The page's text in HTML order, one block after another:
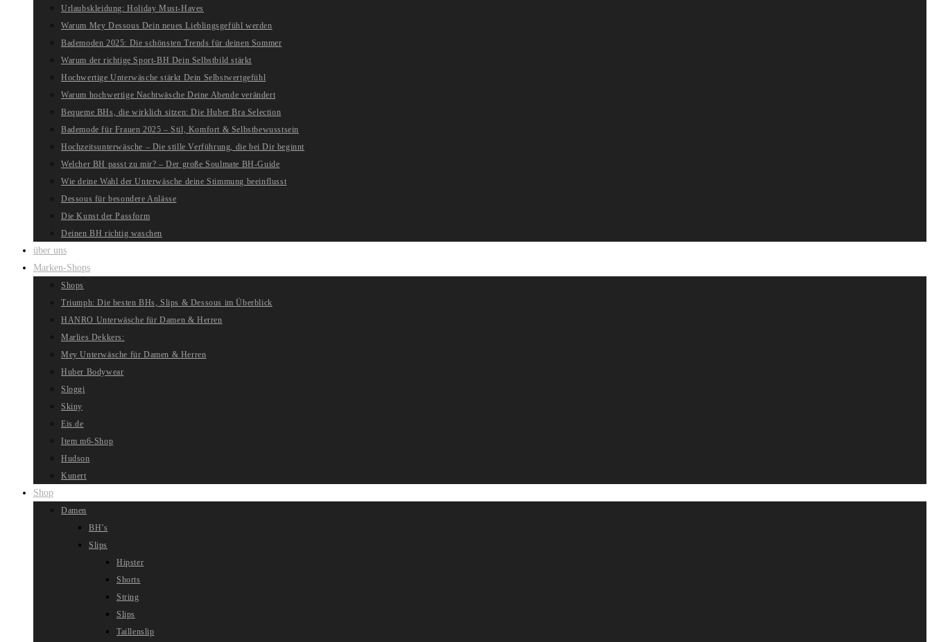
Urlaubskleidung: Holiday Must-Haves
Warum Mey Dessous Dein neues Lieblingsgefühl werden
Bademoden 2025: Die schönsten Trends für deinen Sommer
Warum der richtige Sport-BH Dein Selbstbild stärkt
Hochwertige Unterwäsche stärkt Dein Selbstwertgefühl
Warum hochwertige Nachtwäsche Deine Abende verändert
Bequeme BHs, die wirklich sitzen: Die Huber Bra Selection
Bademode für Frauen 2025 – Stil, Komfort & Selbstbewusstsein
Hochzeitsunterwäsche – Die stille Verführung, die bei Dir beginnt
Welcher BH passt zu mir? – Der große Soulmate BH-Guide
Wie deine Wahl der Unterwäsche deine Stimmung beeinflusst
Dessous für besondere Anlässe
Die Kunst der Passform
Deinen BH richtig waschen
über uns
Marken-Shops
Shops
Triumph: Die besten BHs, Slips & Dessous im Überblick
HANRO Unterwäsche für Damen & Herren
Marlies Dekkers:
Mey Unterwäsche für Damen & Herren
Huber Bodywear
Sloggi
Skiny
Eis.de
Item m6-Shop
Hudson
Kunert
Shop
Damen
BH’s
Slips
Hipster
Shorts
String
Slips
Taillenslip